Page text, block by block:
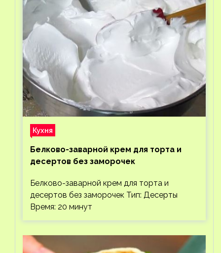
Кухня
Белково-заварной крем для торта и
десертов без заморочек
Белково-заварной крем для торта и
десертов без заморочек Тип: Десерты
Время: 20 минут